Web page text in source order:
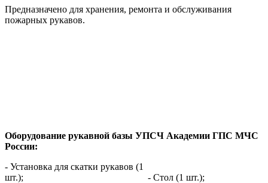
Предназначено для хранения, ремонта и обслуживания
пожарных рукавов.
Оборудование рукавной базы УПСЧ Академии ГПС МЧС
России:
- Установка для скатки рукавов (1
шт.); - Стол (1 шт.);